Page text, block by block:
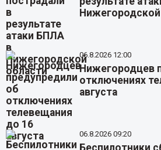
06.8.2026 12:00
Нижегородцев
отключениях
августа
06.8.2026 09:20
Беспилотники